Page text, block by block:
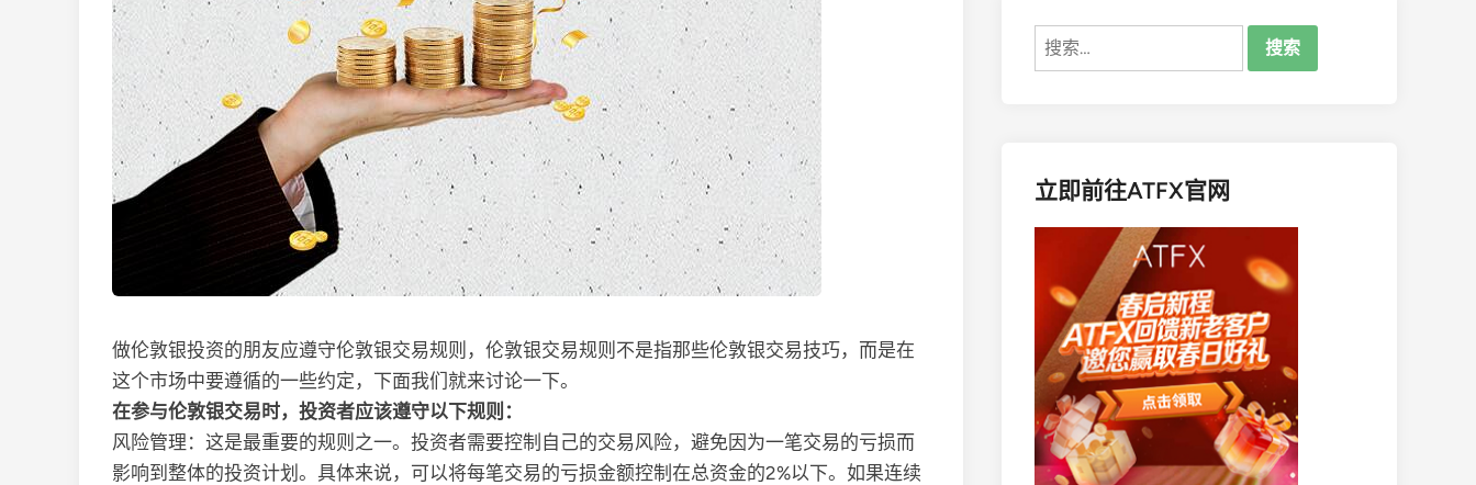
做伦敦银投资的朋友应遵守伦敦银交易规则，伦敦银交易规则不是指那些伦敦银交易技巧，而是在
这个市场中要遵循的一些约定，下面我们就来讨论一下。
在参与伦敦银交易时，投资者应该遵守以下规则：
风险管理：这是最重要的规则之一。投资者需要控制自己的交易风险，避免因为一笔交易的亏损而
影响到整体的投资计划。具体来说，可以将每笔交易的亏损金额控制在总资金的2%以下。如果连续
搜
索：
立即前往ATFX官网